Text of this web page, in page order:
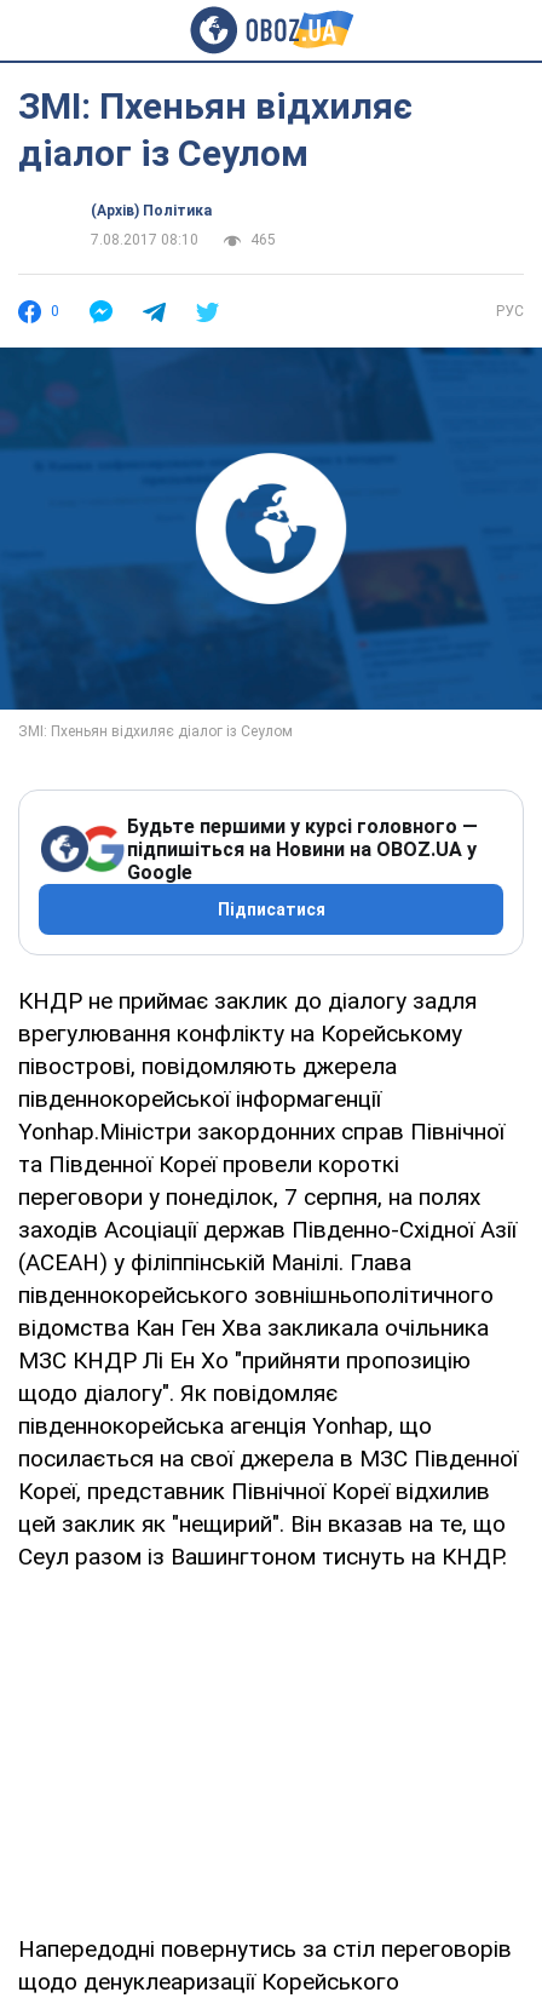
ЗМІ: Пхеньян відхиляє
діалог із Сеулом
(Архів) Політика
7.08.2017 08:10
465
0 РУС
Будьте першими у курсі головного —
підпишіться на Новини на OBOZ.UA у
Google
Підписатися
КНДР не приймає заклик до діалогу задля
врегулювання конфлікту на Корейському
півострові, повідомляють джерела
південнокорейської інформагенції
Yonhap.Міністри закордонних справ Північної
та Південної Кореї провели короткі
переговори у понеділок, 7 серпня, на полях
заходів Асоціації держав Південно-Східної Азії
(АСЕАН) у філіппінській Манілі. Глава
південнокорейського зовнішньополітичного
відомства Кан Ген Хва закликала очільника
МЗС КНДР Лі Ен Хо "прийняти пропозицію
щодо діалогу". Як повідомляє
південнокорейська агенція Yonhap, що
посилається на свої джерела в МЗС Південної
Кореї, представник Північної Кореї відхилив
цей заклик як "нещирий". Він вказав на те, що
Сеул разом із Вашингтоном тиснуть на КНДР.
Напередодні повернутись за стіл переговорів
щодо денуклеаризації Корейського